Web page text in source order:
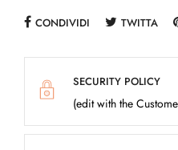
CONDIVIDI TWITTA
SECURITY POLICY
(edit with the